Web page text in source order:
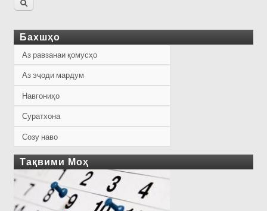
Бахшҳо
Аз равзанаи қомусҳо
Аз эҷоди мардум
Навгониҳо
Суратхона
Созу наво
Тақвими Моҳ